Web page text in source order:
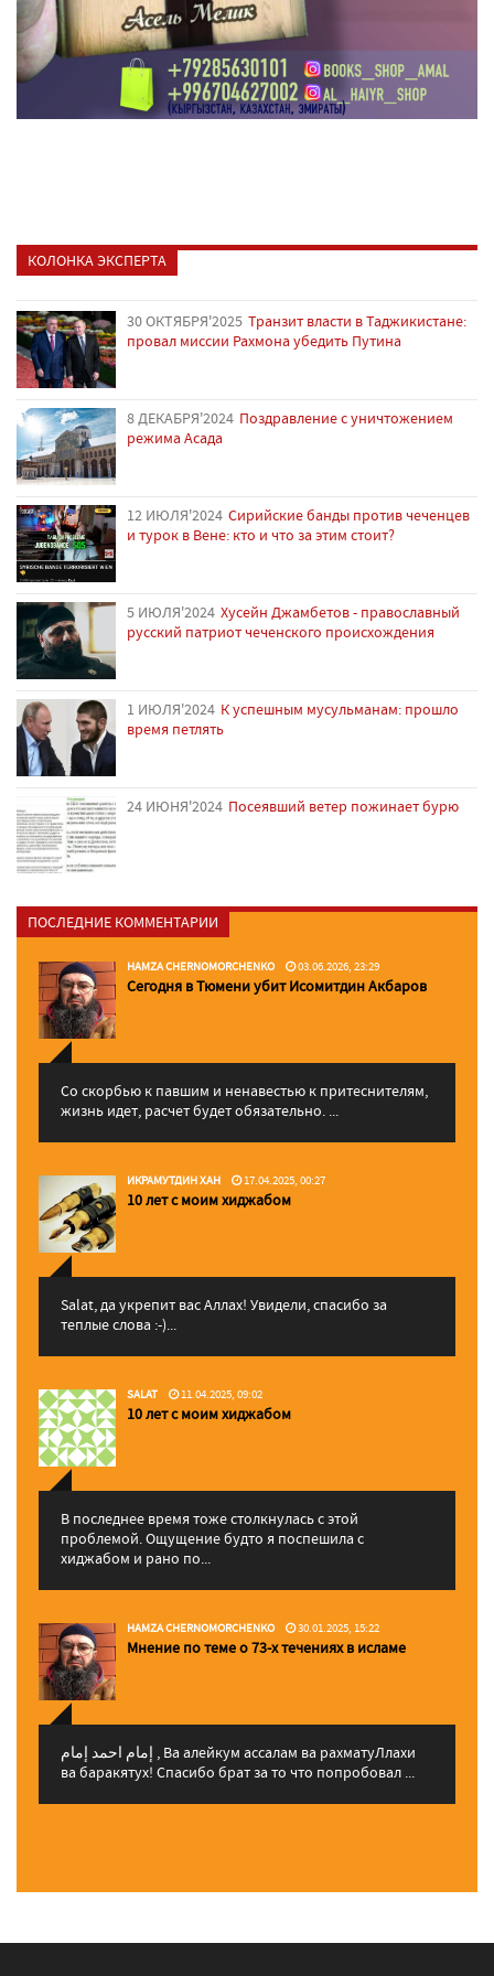
КОЛОНКА ЭКСПЕРТА
30 ОКТЯБРЯ'2025 Транзит власти в Таджикистане:
провал миссии Рахмона убедить Путина
8 ДЕКАБРЯ'2024 Поздравление с уничтожением
режима Асада
12 ИЮЛЯ'2024 Сирийские банды против чеченцев
и турок в Вене: кто и что за этим стоит?
5 ИЮЛЯ'2024 Хусейн Джамбетов - православный
русский патриот чеченского происхождения
1 ИЮЛЯ'2024 К успешным мусульманам: прошло
время петлять
24 ИЮНЯ'2024 Посеявший ветер пожинает бурю
ПОСЛЕДНИЕ КОММЕНТАРИИ
HAMZA CHERNOMORCHENKO 03.06.2026, 23:29
Сегодня в Тюмени убит Исомитдин Акбаров
Со скорбью к павшим и ненавестью к притеснителям,
жизнь идет, расчет будет обязательно. ...
ИКРАМУТДИН ХАН 17.04.2025, 00:27
10 лет с моим хиджабом
Salat, да укрепит вас Аллаx! Увидели, спасибо за
теплые слова :-)...
SALAT 11.04.2025, 09:02
10 лет с моим хиджабом
В последнее время тоже столкнулась с этой
проблемой. Ощущение будто я поспешила с
хиджабом и рано по...
HAMZA CHERNOMORCHENKO 30.01.2025, 15:22
Мнение по теме о 73-х течениях в исламе
إمام احمد إمام , Ва алейкум ассалам ва рахматуЛлахи
ва баракятух! Спасибо брат за то что попробовал ...